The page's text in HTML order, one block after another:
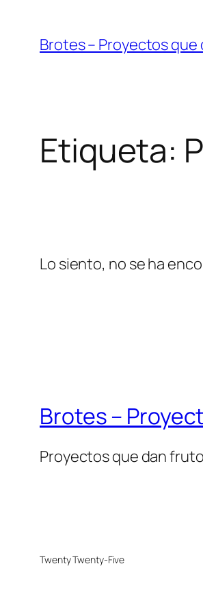
contenido
Brotes – Proyectos
Etiqueta:
Lo siento, no se ha
Brotes –
Proyectos que dan fruto
Twenty Twenty-Five